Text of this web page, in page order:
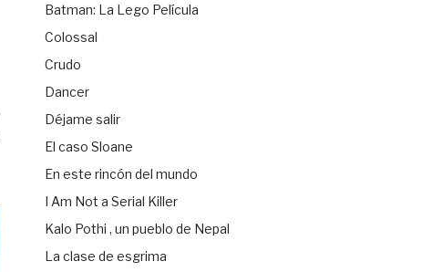
Batman: La Lego Película
Colossal
Crudo
Dancer
Déjame salir
El caso Sloane
En este rincón del mundo
I Am Not a Serial Killer
Kalo Pothi , un pueblo de Nepal
La clase de esgrima